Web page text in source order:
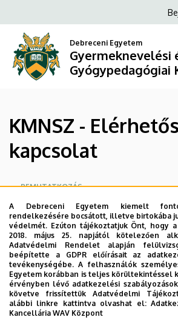
Elérhetőség,
kapcsolat
Gyermeknevelési
és
Gyógypedagógiai
Kar
a
tartalomra
Debreceni Egyetem
Gyermeknevelési
Gyógypedagógiai
KMNSZ -
kapcsolat
Oldalmenü
BEMUTATKOZÁS
KONFERENCIÁK, KÖTETEK,
TOVÁBBKÉPZÉSEK
MŰSOROK, KULTÚRÁLIS PROGRAMOK,
ELÉRHETŐSÉG, KAPCSOLAT
A Debreceni Egyetem kiemelt
rendelkezésére bocsátott, illetve birtokába
védelmét. Ezúton tájékoztatjuk Önt, hogy
2018. május 25. napjától kötelezően
Adatvédelmi Rendelet alapján
beépítette a GDPR előírásait az
tevékenységébe. A felhasználók
Egyetem korábban is teljes körültekintéssel
érvényben lévő adatkezelési
követve frissítettük Adatvédelmi
alábbi linkre kattintva olvashat el:
Kancellária WAV Központ